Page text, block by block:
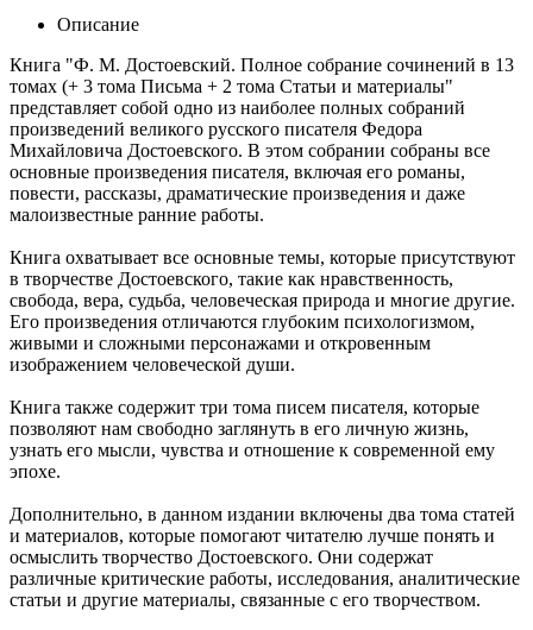
Описание
Книга "Ф. М. Достоевский. Полное собрание сочинений в 13
томах (+ 3 тома Письма + 2 тома Статьи и материалы"
представляет собой одно из наиболее полных собраний
произведений великого русского писателя Федора
Михайловича Достоевского. В этом собрании собраны все
основные произведения писателя, включая его романы,
повести, рассказы, драматические произведения и даже
малоизвестные ранние работы.
Книга охватывает все основные темы, которые присутствуют
в творчестве Достоевского, такие как нравственность,
свобода, вера, судьба, человеческая природа и многие другие.
Его произведения отличаются глубоким психологизмом,
живыми и сложными персонажами и откровенным
изображением человеческой души.
Книга также содержит три тома писем писателя, которые
позволяют нам свободно заглянуть в его личную жизнь,
узнать его мысли, чувства и отношение к современной ему
эпохе.
Дополнительно, в данном издании включены два тома статей
и материалов, которые помогают читателю лучше понять и
осмыслить творчество Достоевского. Они содержат
различные критические работы, исследования, аналитические
статьи и другие материалы, связанные с его творчеством.